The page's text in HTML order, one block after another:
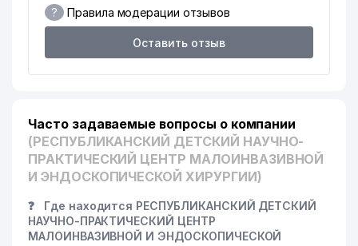
? Правила модерации отзывов
Оставить отзыв
Часто задаваемые вопросы о компании
(РЕСПУБЛИКАНСКИЙ ДЕТСКИЙ НАУЧНО-
ПРАКТИЧЕСКИЙ ЦЕНТР МАЛОИНВАЗИВНОЙ
И ЭНДОСКОПИЧЕСКОЙ ХИРУРГИИ)
❓
Где находится РЕСПУБЛИКАНСКИЙ ДЕТСКИЙ
НАУЧНО-ПРАКТИЧЕСКИЙ ЦЕНТР
МАЛОИНВАЗИВНОЙ И ЭНДОСКОПИЧЕСКОЙ